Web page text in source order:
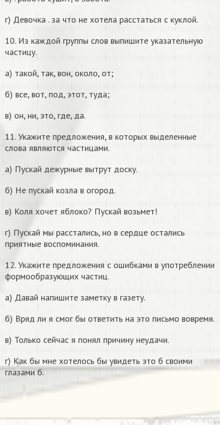
г) Девочка . за что не хотела расстаться с куклой.
10. Из каждой группы слов выпишите указательную
частицу.
а) такой, так, вон, около, от;
б) все, вот, под, этот, туда;
в) он, ни, это, где, да.
11. Укажите предложения, в которых выделенные
слова являются частицами.
а) Пускай дежурные вытрут доску.
б) Не пускай козла в огород.
в) Коля хочет яблоко? Пускай возьмет!
г) Пускай мы расстались, но в сердце остались
приятные воспоминания.
12. Укажите предложения с ошибками в употреблении
формообразующих частиц.
а) Давай напишите заметку в газету.
б) Вряд ли я смог бы ответить на это письмо вовремя.
в) Только сейчас я понял причину неудачи.
г) Как бы мне хотелось бы увидеть это б своими
глазами б.